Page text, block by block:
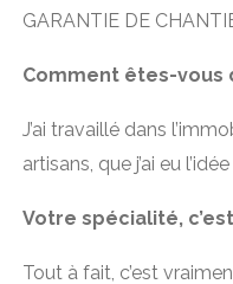
GARANTIE DE
Comment êtes-vous
J’ai travaillé dans
artisans, que j’ai eu
Votre spécialité,
Tout à fait, c’est